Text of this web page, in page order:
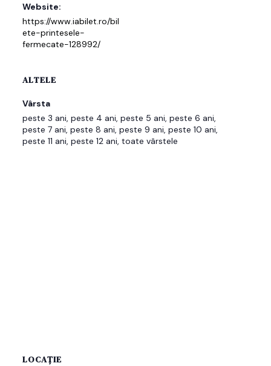
Website:
https://www.iabilet.ro/bil
ete-printesele-
fermecate-128992/
ALTELE
Vârsta
peste 3 ani, peste 4 ani, peste 5 ani, peste 6 ani,
peste 7 ani, peste 8 ani, peste 9 ani, peste 10 ani,
peste 11 ani, peste 12 ani, toate vârstele
LOCAȚIE